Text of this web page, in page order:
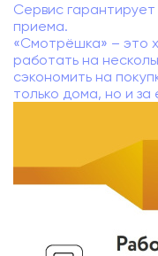
Сервис
приема.
«Смотрёшка» – это
работать на
сэкономить на
только дома, но и